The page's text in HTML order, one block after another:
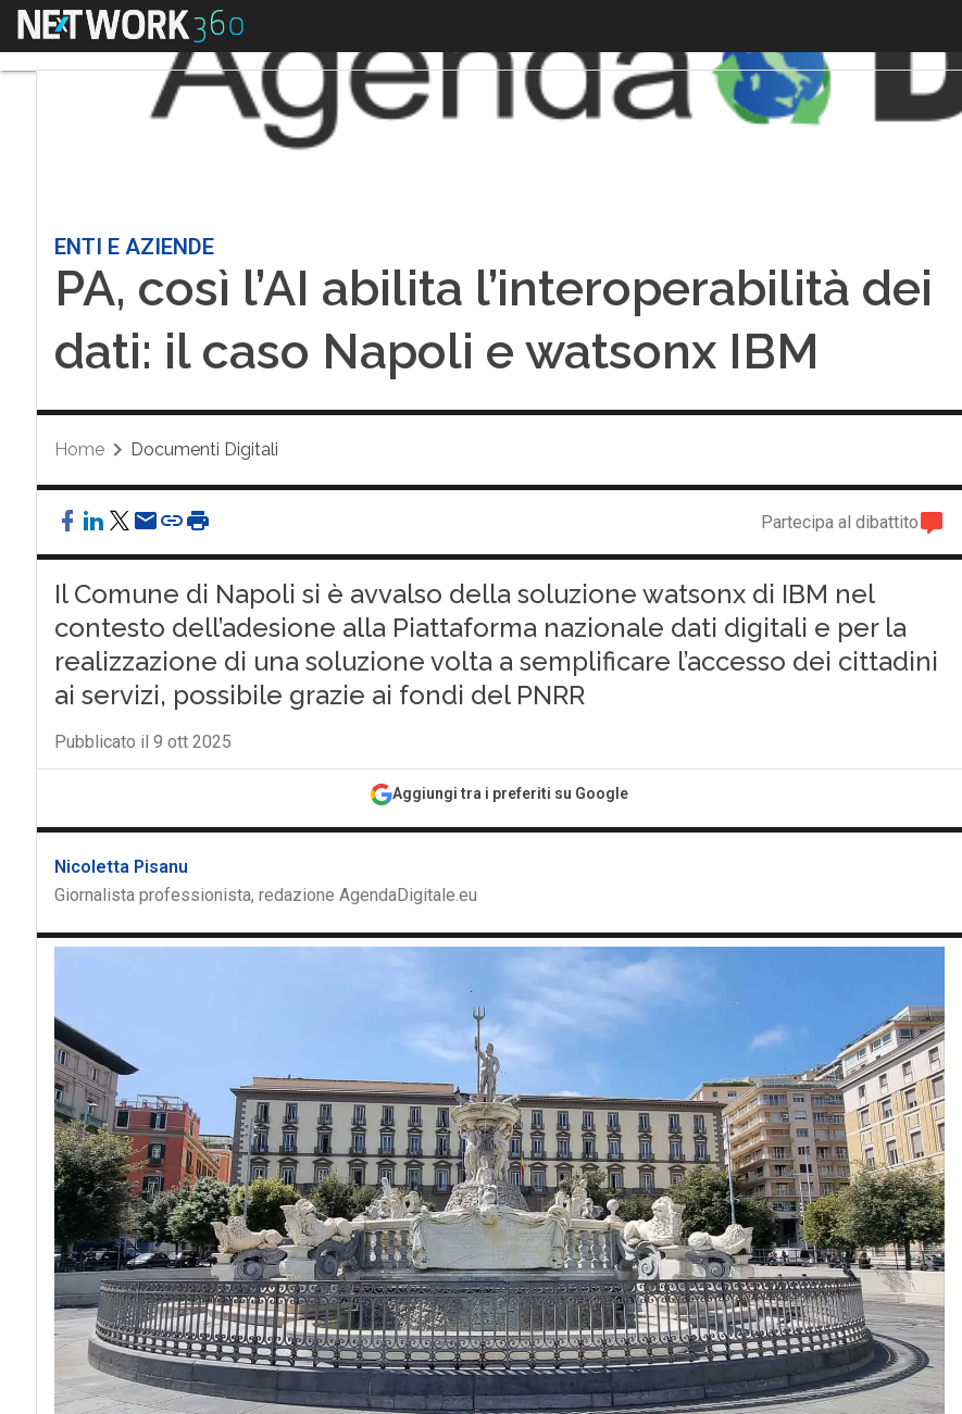
Menu
ENTI E AZIENDE
PA, così l’AI abilita l’interoperabilità dei
dati: il caso Napoli e watsonx IBM
Home Documenti Digitali
Partecipa al dibattito
Il Comune di Napoli si è avvalso della soluzione watsonx di IBM nel
contesto dell’adesione alla Piattaforma nazionale dati digitali e per la
realizzazione di una soluzione volta a semplificare l’accesso dei cittadini
ai servizi, possibile grazie ai fondi del PNRR
Pubblicato il 9 ott 2025
Aggiungi tra i preferiti su Google
Nicoletta Pisanu
Giornalista professionista, redazione AgendaDigitale.eu
cloud C consip
Cittadinanza digitale